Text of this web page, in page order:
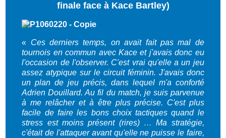
finale face à Kace Bartley)
« Ces derniers temps, on avait fait pas mal de
tournois en commun avec Kace et j'avais donc eu
l'occasion de l'observer. C'est vrai qu'elle a un jeu
assez atypique sur le circuit féminin. J'avais donc
un plan de jeu précis, dans lequel m'a conforté
Adrien Douillard. Au fil du match, je suis parvenue
à me relâcher et à être plus précise. C'est plus
facile de faire les bons choix tactiques quand le
stress est moins présent (rires) … Ma stratégie,
c'était de l'attaquer avant qu'elle ne puisse le faire,